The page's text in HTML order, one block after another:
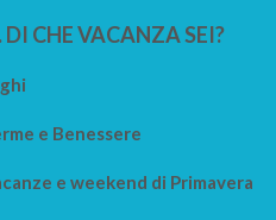
DI CHE VACANZA SEI?
e Benessere
e weekend di Primavera